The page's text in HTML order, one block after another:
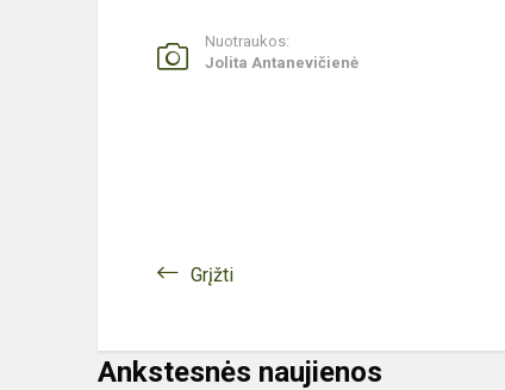
Nuotraukos:
Jolita Antanevičienė
Grįžti
Ankstesnės naujienos